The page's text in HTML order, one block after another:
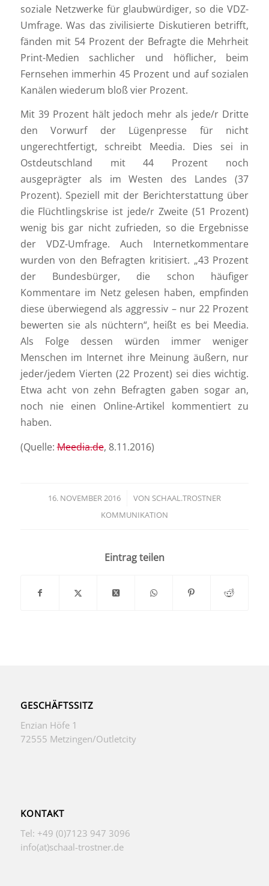
soziale Netzwerke für glaubwürdiger, so die VDZ-
Umfrage. Was das zivilisierte Diskutieren betrifft,
fänden mit 54 Prozent der Befragte die Mehrheit
Print-Medien sachlicher und höflicher, beim
Fernsehen immerhin 45 Prozent und auf sozialen
Kanälen wiederum bloß vier Prozent.
Mit 39 Prozent hält jedoch mehr als jede/r Dritte
den Vorwurf der Lügenpresse für nicht
ungerechtfertigt, schreibt Meedia. Dies sei in
Ostdeutschland mit 44 Prozent noch
ausgeprägter als im Westen des Landes (37
Prozent). Speziell mit der Berichterstattung über
die Flüchtlingskrise ist jede/r Zweite (51 Prozent)
wenig bis gar nicht zufrieden, so die Ergebnisse
der VDZ-Umfrage. Auch Internetkommentare
wurden von den Befragten kritisiert. „43 Prozent
der Bundesbürger, die schon häufiger
Kommentare im Netz gelesen haben, empfinden
diese überwiegend als aggressiv – nur 22 Prozent
bewerten sie als nüchtern“, heißt es bei Meedia.
Als Folge dessen würden immer weniger
Menschen im Internet ihre Meinung äußern, nur
jeder/jedem Vierten (22 Prozent) sei dies wichtig.
Etwa acht von zehn Befragten gaben sogar an,
noch nie einen Online-Artikel kommentiert zu
haben.
(Quelle:Meedia.de, 8.11.2016)
16. NOVEMBER 2016
/ VON SCHAAL.TROSTNER
KOMMUNIKATION
Eintrag teilen
GESCHÄFTSSITZ
Enzian Höfe 1
72555 Metzingen/Outletcity
KONTAKT
Tel: +49 (0)7123 947 3096
info(at)schaal-trostner.de